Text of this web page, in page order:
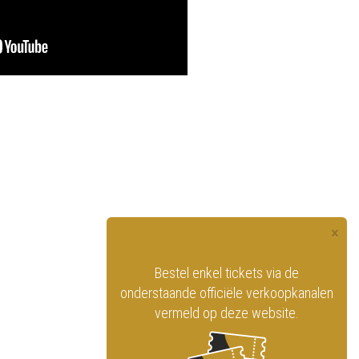
×
Bestel enkel tickets via de
onderstaande officiële verkoopkanalen
vermeld op deze website.